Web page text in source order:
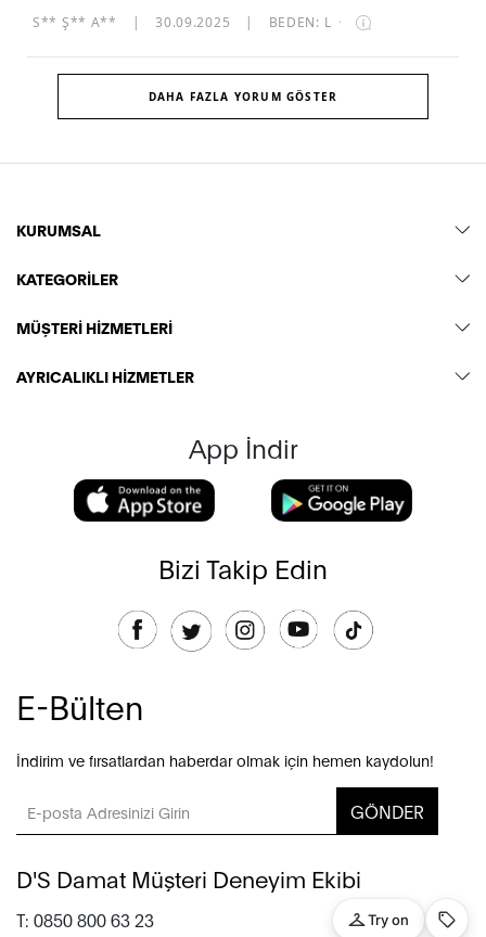
S** Ş** A** | 30.09.2025 | BEDEN: L ·
DAHA FAZLA YORUM GÖSTER
KURUMSAL
KATEGORİLER
MÜŞTERİ HİZMETLERİ
AYRICALIKLI HİZMETLER
App İndir
Bizi Takip Edin
E-Bülten
İndirim ve fırsatlardan haberdar olmak için hemen kaydolun!
GÖNDER
D'S Damat Müşteri Deneyim Ekibi
T: 0850 800 63 23